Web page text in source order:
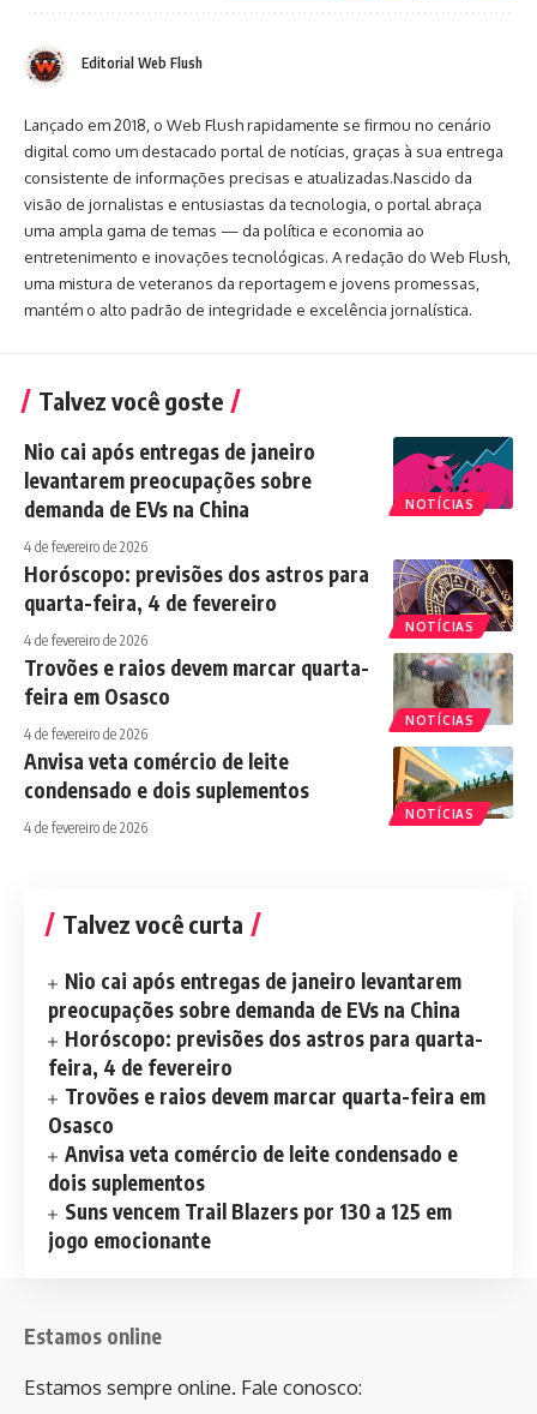
Editorial Web Flush
Lançado em 2018, o Web Flush rapidamente se firmou no cenário
digital como um destacado portal de notícias, graças à sua entrega
consistente de informações precisas e atualizadas.Nascido da
visão de jornalistas e entusiastas da tecnologia, o portal abraça
uma ampla gama de temas — da política e economia ao
entretenimento e inovações tecnológicas. A redação do Web Flush,
uma mistura de veteranos da reportagem e jovens promessas,
mantém o alto padrão de integridade e excelência jornalística.
Talvez você goste
NOTÍCIAS
Nio cai após entregas de janeiro
levantarem preocupações sobre
demanda de EVs na China
4 de fevereiro de 2026
NOTÍCIAS
Horóscopo: previsões dos astros para
quarta-feira, 4 de fevereiro
4 de fevereiro de 2026
NOTÍCIAS
Trovões e raios devem marcar quarta-
feira em Osasco
4 de fevereiro de 2026
NOTÍCIAS
Anvisa veta comércio de leite
condensado e dois suplementos
4 de fevereiro de 2026
Talvez você curta
Nio cai após entregas de janeiro levantarem
preocupações sobre demanda de EVs na China
Horóscopo: previsões dos astros para quarta-
feira, 4 de fevereiro
Trovões e raios devem marcar quarta-feira em
Osasco
Anvisa veta comércio de leite condensado e
dois suplementos
Suns vencem Trail Blazers por 130 a 125 em
jogo emocionante
Estamos online
Estamos sempre online. Fale conosco: